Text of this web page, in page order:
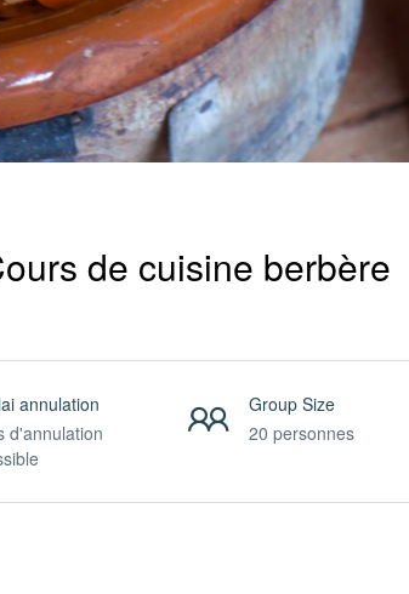
de cuisine berbère
annulation
d'annulation
Group Size
20 personnes